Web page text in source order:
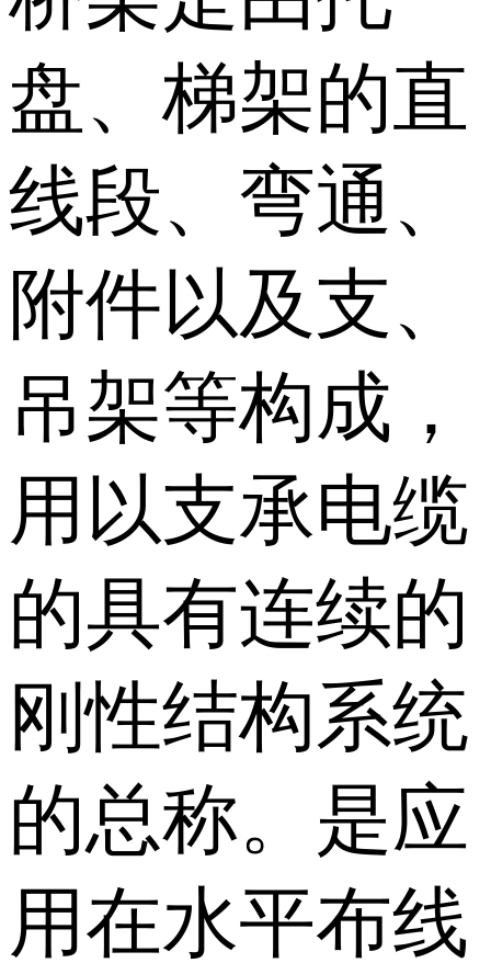
盘、梯架的直
线段、弯通、
附件以及支、
吊架等构成，
用以支承电缆
的具有连续的
刚性结构系统
的总称。是应
用在水平布线